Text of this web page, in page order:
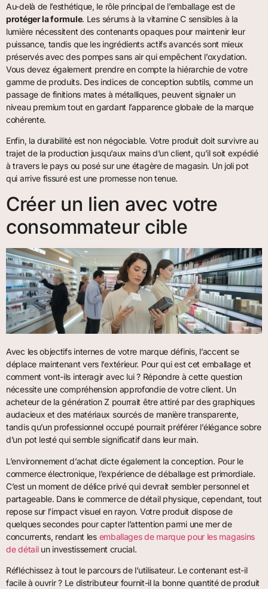
Au-delà de l’esthétique, le rôle principal de l’emballage est de
protéger la formule. Les sérums à la vitamine C sensibles à la
lumière nécessitent des contenants opaques pour maintenir leur
puissance, tandis que les ingrédients actifs avancés sont mieux
préservés avec des pompes sans air qui empêchent l’oxydation.
Vous devez également prendre en compte la hiérarchie de votre
gamme de produits. Des indices de conception subtils, comme un
passage de finitions mates à métalliques, peuvent signaler un
niveau premium tout en gardant l’apparence globale de la marque
cohérente.
Enfin, la durabilité est non négociable. Votre produit doit survivre au
trajet de la production jusqu’aux mains d’un client, qu’il soit expédié
à travers le pays ou posé sur une étagère de magasin. Un joli pot
qui arrive fissuré est une promesse non tenue.
Créer un lien avec votre
consommateur cible
Avec les objectifs internes de votre marque définis, l’accent se
déplace maintenant vers l’extérieur. Pour qui est cet emballage et
comment vont-ils interagir avec lui ? Répondre à cette question
nécessite une compréhension approfondie de votre client. Un
acheteur de la génération Z pourrait être attiré par des graphiques
audacieux et des matériaux sourcés de manière transparente,
tandis qu’un professionnel occupé pourrait préférer l’élégance sobre
d’un pot lesté qui semble significatif dans leur main.
L’environnement d’achat dicte également la conception. Pour le
commerce électronique, l’expérience de déballage est primordiale.
C’est un moment de délice privé qui devrait sembler personnel et
partageable. Dans le commerce de détail physique, cependant, tout
repose sur l’impact visuel en rayon. Votre produit dispose de
quelques secondes pour capter l’attention parmi une mer de
concurrents, rendant les emballages de marque pour les magasins
de détailun investissement crucial.
Réfléchissez à tout le parcours de l’utilisateur. Le contenant est-il
facile à ouvrir ? Le distributeur fournit-il la bonne quantité de produit